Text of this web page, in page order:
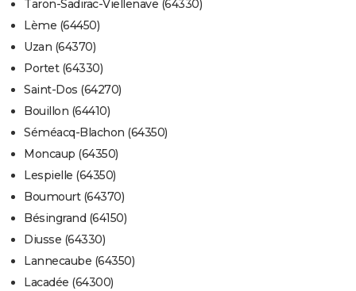
Taron-Sadirac-Viellenave (64330)
Lème (64450)
Uzan (64370)
Portet (64330)
Saint-Dos (64270)
Bouillon (64410)
Séméacq-Blachon (64350)
Moncaup (64350)
Lespielle (64350)
Boumourt (64370)
Bésingrand (64150)
Diusse (64330)
Lannecaube (64350)
Lacadée (64300)